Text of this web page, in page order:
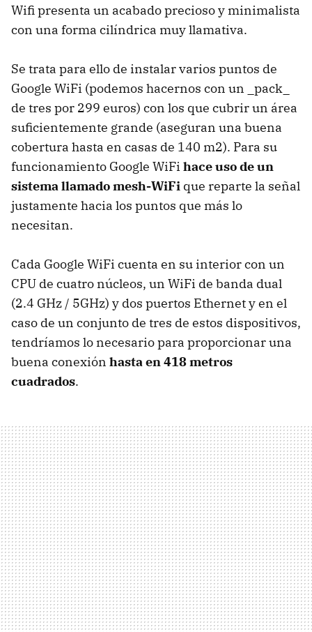
Wifi presenta un acabado precioso y minimalista
con una forma cilíndrica muy llamativa.
Se trata para ello de instalar varios puntos de
Google WiFi (podemos hacernos con un _pack_
de tres por 299 euros) con los que cubrir un área
suficientemente grande (aseguran una buena
cobertura hasta en casas de 140 m2). Para su
funcionamiento Google WiFi hace uso de un
sistema llamado mesh-WiFi que reparte la señal
justamente hacia los puntos que más lo
necesitan.
Cada Google WiFi cuenta en su interior con un
CPU de cuatro núcleos, un WiFi de banda dual
(2.4 GHz / 5GHz) y dos puertos Ethernet y en el
caso de un conjunto de tres de estos dispositivos,
tendríamos lo necesario para proporcionar una
buena conexión hasta en 418 metros
cuadrados.